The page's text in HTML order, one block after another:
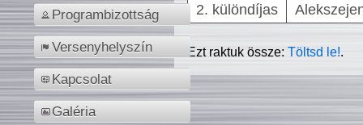
Programbizottság
Versenyhelyszín
Kapcsolat
Galéria
2. különdíjas
Ezt raktuk össze:Töltsd le!.